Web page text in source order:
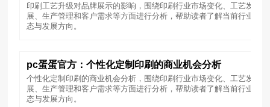
印刷工艺升级对品牌展示的影响，围绕印刷行业市场变化、工艺发
展、生产管理和客户需求等方面进行分析，帮助读者了解当前行业动
态与发展方向。
pc蛋蛋官方：个性化定制印刷的商业机会分析
个性化定制印刷的商业机会分析，围绕印刷行业市场变化、工艺发
展、生产管理和客户需求等方面进行分析，帮助读者了解当前行业动
态与发展方向。